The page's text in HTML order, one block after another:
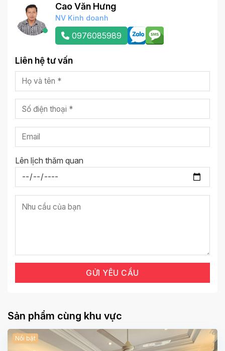
Cao Văn Hưng
NV Kinh doanh
0976085989
Liên hệ tư vấn
Lên lịch thăm quan
Sản phẩm cùng khu vực
Nổi bật